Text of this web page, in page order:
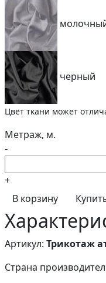
черный
Цвет ткани может
Метраж, м.
-
+
В корзину
Артикул: Трикотаж
Страна